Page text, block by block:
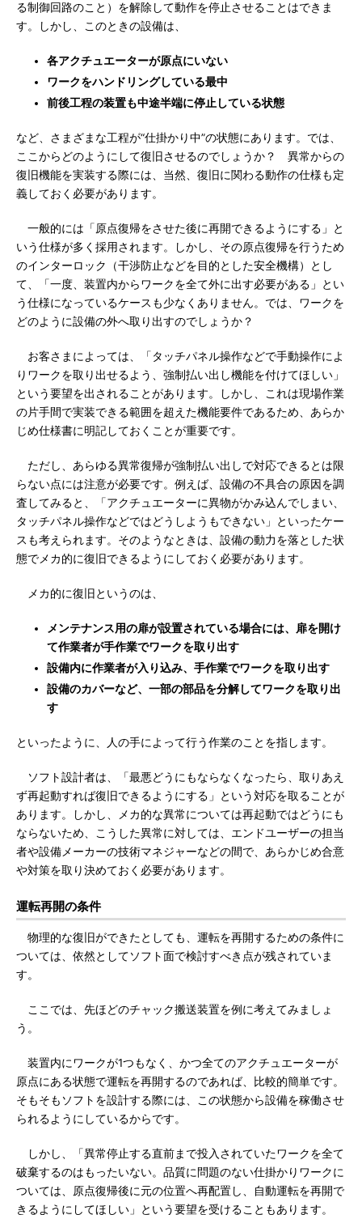
る制御回路のこと）を解除して動作を停止させることはできま
す。しかし、このときの設備は、
各アクチュエーターが原点にいない
ワークをハンドリングしている最中
前後工程の装置も中途半端に停止している状態
など、さまざまな工程が“仕掛かり中”の状態にあります。では、
ここからどのようにして復旧させるのでしょうか？ 異常からの
復旧機能を実装する際には、当然、復旧に関わる動作の仕様も定
義しておく必要があります。
一般的には「原点復帰をさせた後に再開できるようにする」と
いう仕様が多く採用されます。しかし、その原点復帰を行うため
のインターロック（干渉防止などを目的とした安全機構）とし
て、「一度、装置内からワークを全て外に出す必要がある」とい
う仕様になっているケースも少なくありません。では、ワークを
どのように設備の外へ取り出すのでしょうか？
お客さまによっては、「タッチパネル操作などで手動操作によ
りワークを取り出せるよう、強制払い出し機能を付けてほしい」
という要望を出されることがあります。しかし、これは現場作業
の片手間で実装できる範囲を超えた機能要件であるため、あらか
じめ仕様書に明記しておくことが重要です。
ただし、あらゆる異常復帰が強制払い出しで対応できるとは限
らない点には注意が必要です。例えば、設備の不具合の原因を調
査してみると、「アクチュエーターに異物がかみ込んでしまい、
タッチパネル操作などではどうしようもできない」といったケー
スも考えられます。そのようなときは、設備の動力を落とした状
態でメカ的に復旧できるようにしておく必要があります。
メカ的に復旧というのは、
メンテナンス用の扉が設置されている場合には、扉を開け
て作業者が手作業でワークを取り出す
設備内に作業者が入り込み、手作業でワークを取り出す
設備のカバーなど、一部の部品を分解してワークを取り出
す
といったように、人の手によって行う作業のことを指します。
ソフト設計者は、「最悪どうにもならなくなったら、取りあえ
ず再起動すれば復旧できるようにする」という対応を取ることが
あります。しかし、メカ的な異常については再起動ではどうにも
ならないため、こうした異常に対しては、エンドユーザーの担当
者や設備メーカーの技術マネジャーなどの間で、あらかじめ合意
や対策を取り決めておく必要があります。
運転再開の条件
物理的な復旧ができたとしても、運転を再開するための条件に
ついては、依然としてソフト面で検討すべき点が残されていま
す。
ここでは、先ほどのチャック搬送装置を例に考えてみましょ
う。
装置内にワークが1つもなく、かつ全てのアクチュエーターが
原点にある状態で運転を再開するのであれば、比較的簡単です。
そもそもソフトを設計する際には、この状態から設備を稼働させ
られるようにしているからです。
しかし、「異常停止する直前まで投入されていたワークを全て
破棄するのはもったいない。品質に問題のない仕掛かりワークに
ついては、原点復帰後に元の位置へ再配置し、自動運転を再開で
きるようにしてほしい」という要望を受けることもあります。